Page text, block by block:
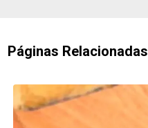
Páginas Relacionadas